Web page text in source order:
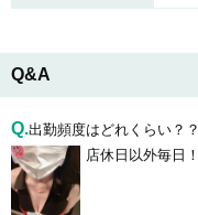
Q&A
Q.出勤頻度はどれくらい？？
店休日以外毎日！